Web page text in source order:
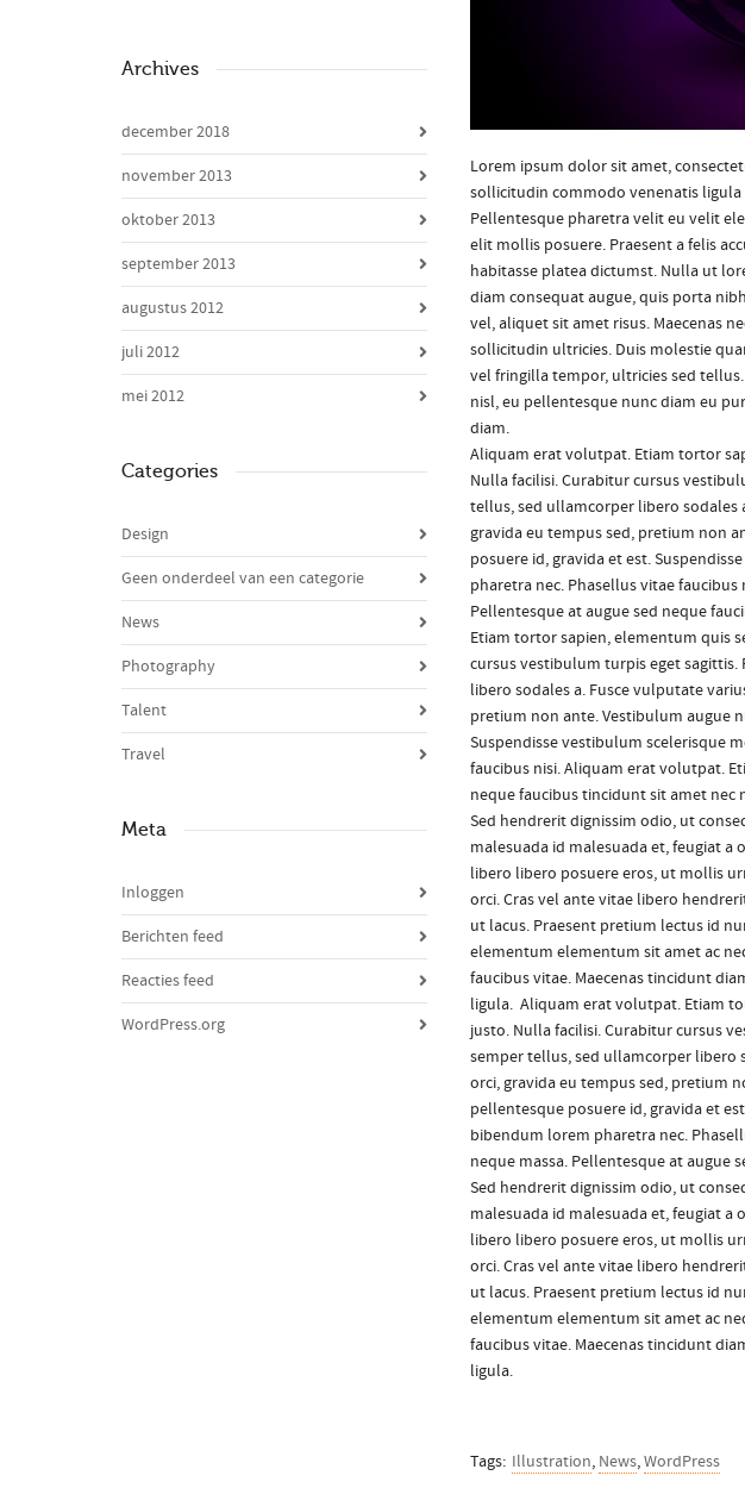
Lorem ipsum dolor sit amet,
sollicitudin commodo venenatis
Pellentesque pharetra velit eu velit
elit mollis posuere. Praesent a felis
habitasse platea dictumst. Nulla ut
diam consequat augue, quis porta
vel, aliquet sit amet risus. Maecenas
sollicitudin ultricies. Duis molestie
vel fringilla tempor, ultricies sed
nisl, eu pellentesque nunc diam eu
diam.
Aliquam erat volutpat. Etiam tortor
Nulla facilisi. Curabitur cursus
tellus, sed ullamcorper libero sodales
gravida eu tempus sed, pretium non
posuere id, gravida et est.
pharetra nec. Phasellus vitae
Pellentesque at augue sed neque
Etiam tortor sapien, elementum quis
cursus vestibulum turpis eget
libero sodales a. Fusce vulputate
pretium non ante. Vestibulum augue
Suspendisse vestibulum scelerisque
faucibus nisi. Aliquam erat volutpat.
neque faucibus tincidunt sit amet nec
Sed hendrerit dignissim odio, ut
malesuada id malesuada et, feugiat
libero libero posuere eros, ut mollis
orci. Cras vel ante vitae libero
ut lacus. Praesent pretium lectus id
elementum elementum sit amet ac
faucibus vitae. Maecenas tincidunt
ligula. Aliquam erat volutpat. Etiam
justo. Nulla facilisi. Curabitur cursus
semper tellus, sed ullamcorper libero
orci, gravida eu tempus sed, pretium
pellentesque posuere id, gravida et
bibendum lorem pharetra nec.
neque massa. Pellentesque at augue
Sed hendrerit dignissim odio, ut
malesuada id malesuada et, feugiat
libero libero posuere eros, ut mollis
orci. Cras vel ante vitae libero
ut lacus. Praesent pretium lectus id
elementum elementum sit amet ac
faucibus vitae. Maecenas tincidunt
ligula.
Tags: Illustration, News,WordPress
Archives
december 2018
november 2013
oktober 2013
september 2013
augustus 2012
juli 2012
mei 2012
Categories
Design
Geen onderdeel van een categorie
News
Photography
Talent
Travel
Meta
Inloggen
Berichten feed
Reacties feed
WordPress.org